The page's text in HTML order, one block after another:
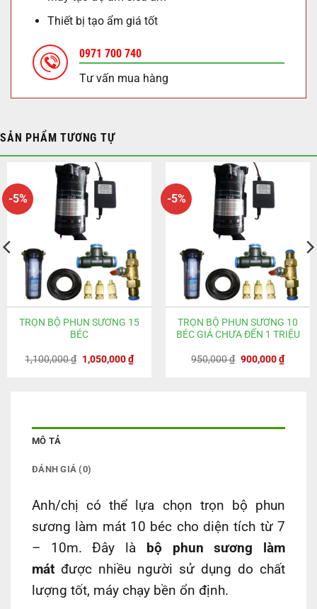
Thiết bị tạo ẩm giá tốt
0971 700 740
Tư vấn mua hàng
SẢN PHẨM TƯƠNG TỰ
-5%
TRỌN BỘ PHUN SƯƠNG 15
BÉC
1,100,000₫ Giá
gốc
1,050,000₫Giá
hiện
-5%
TRỌN BỘ PHUN SƯƠNG 10
BÉC GIÁ CHƯA ĐẾN 1 TRIỆU
950,000₫ Giá
900,000₫Giá
hiện
MÔ TẢ
ĐÁNH GIÁ (0)
Anh/chị có thể lựa chọn trọn bộ phun
sương làm mát 10 béc cho diện tích từ 7
– 10m. Đây là bộ phun sương làm
mát được nhiều người sử dụng do chất
lượng tốt, máy chạy bền ổn định.